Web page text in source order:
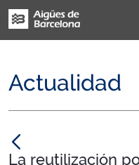
Actualidad
La reutilización